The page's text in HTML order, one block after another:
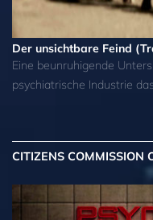
Der unsichtbare Feind
Eine beunruhigende
psychiatrische Industrie
CITIZENS COMMISSION